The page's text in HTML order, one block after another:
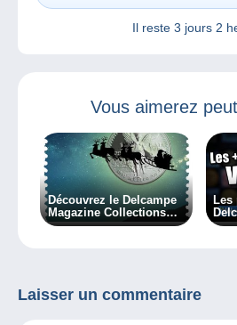
Il reste 3 jours 2
Vous aimerez
Découvrez le Delcampe
Magazine Collections
Classiques 8
Les
Laisser un commentaire